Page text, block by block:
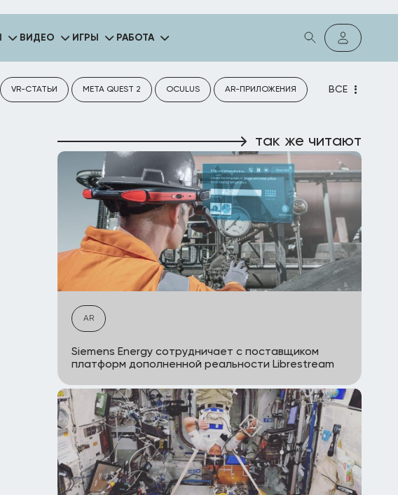
ВИДЕО ИГРЫ РАБОТА
VR-СТАТЬИ META QUEST 2 OCULUS AR-ПРИЛОЖЕНИЯ ВСЕ
так же читают
AR
Siemens Energy сотрудничает с поставщиком
платформ дополненной реальности Librestream